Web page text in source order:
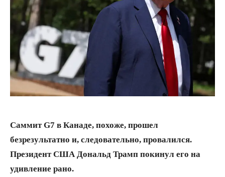
Саммит G7 в Канаде, похоже, прошел
безрезультатно и, следовательно, провалился.
Президент США Дональд Трамп покинул его на
удивление рано.